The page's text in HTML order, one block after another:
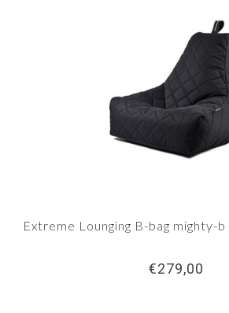
Extreme Lounging B-bag mighty-
€279,00